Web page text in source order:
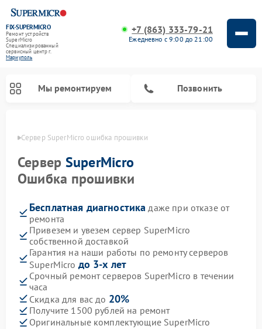
FIX-SUPERMICRO
Ремонт устройств
SuperMicro
Специализированный
cервисный центр г.
Мариуполь
+7 (863) 333-79-21
Ежедневно с 9:00 до 21:00
Мы ремонтируем Позвонить
Сервер SuperMicro ошибка прошивки
Сервер SuperMicro
Ошибка прошивки
Бесплатная диагностика даже при отказе от
ремонта
Привезем и увезем сервер SuperMicro
собственной доставкой
Гарантия на наши работы по ремонту серверов
SuperMicro до 3-х лет
Срочный ремонт серверов SuperMicro в течении
часа
Скидка для вас до 20%
Получите 1500 рублей на ремонт
Оригинальные комплектующие SuperMicro